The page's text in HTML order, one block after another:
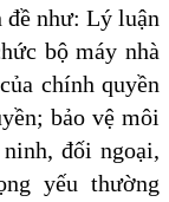
đề như: Lý luận
bộ máy nhà
chính quyền
bảo vệ môi
đối ngoại,
yếu thường